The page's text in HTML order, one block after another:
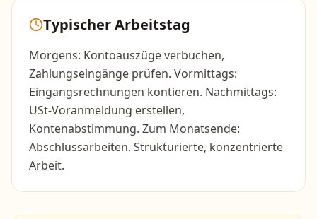
Typischer Arbeitstag
Morgens: Kontoauszüge verbuchen,
Zahlungseingänge prüfen. Vormittags:
Eingangsrechnungen kontieren. Nachmittags:
USt-Voranmeldung erstellen,
Kontenabstimmung. Zum Monatsende:
Abschlussarbeiten. Strukturierte, konzentrierte
Arbeit.